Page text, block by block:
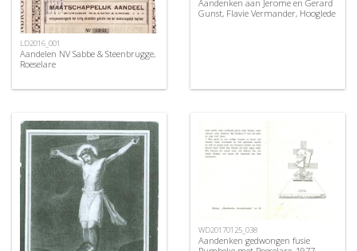
LD2016_001
Aandelen NV Sabbe & Steenbrugge,
Roeselare
Aandenken aan Jerome en Gerard
Gunst, Flavie Vermander, Hooglede
WD20170125_038
Aandenken gedwongen fusie